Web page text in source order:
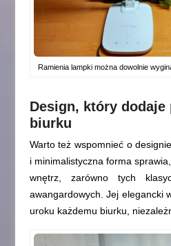
Ramienia lampki można dowolnie
Design, który dodaje
biurku
Warto też wspomnieć o
i minimalistyczna forma
wnętrz, zarówno tych
awangardowych. Jej elegancki
uroku każdemu biurku,